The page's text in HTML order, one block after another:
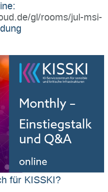
gl/rooms/jul-msi-
für KISSKI?